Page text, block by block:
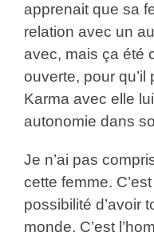
apprenait que sa
relation avec un
avec, mais ça été
ouverte, pour qu’il
Karma avec elle
autonomie dans
Je n’ai pas
cette femme.
possibilité d’avoir
monde. C’est